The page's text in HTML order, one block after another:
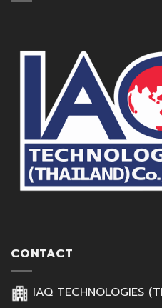
CONTACT
IAQ TECHNOLOGIES